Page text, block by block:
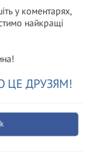
у коментарях,
найкращі
ЦЕ ДРУЗЯМ!